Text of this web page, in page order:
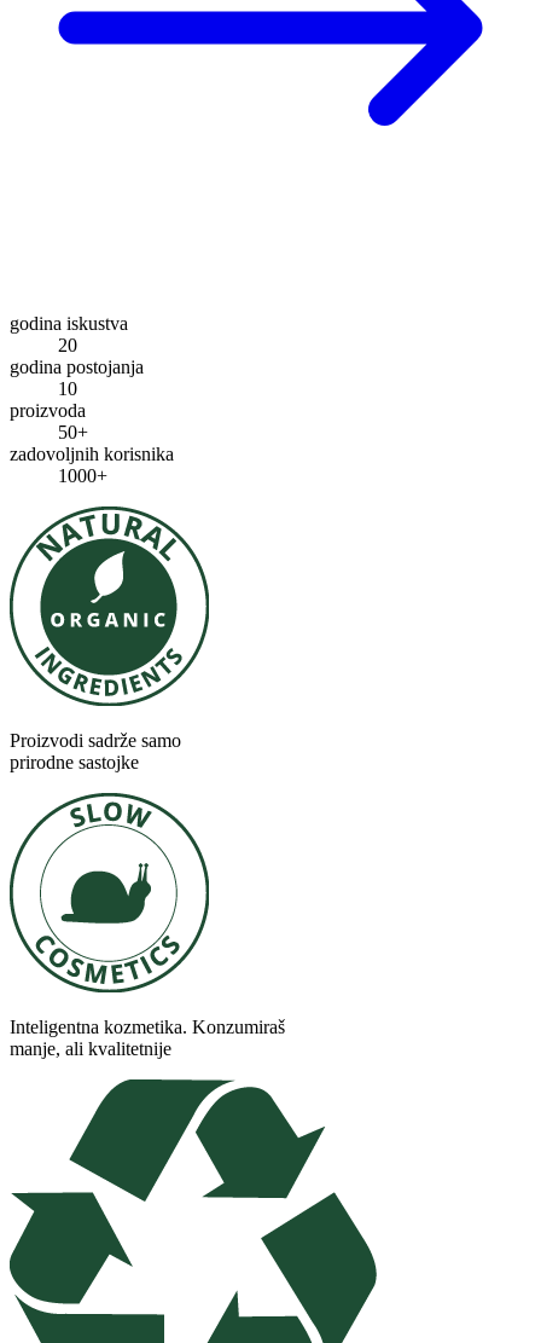
godina iskustva
20
godina postojanja
10
proizvoda
50+
zadovoljnih korisnika
1000+
Proizvodi sadrže samo
prirodne sastojke
Inteligentna kozmetika. Konzumiraš
manje, ali kvalitetnije